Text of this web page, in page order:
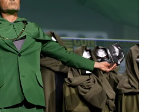
Podcast
Infographic